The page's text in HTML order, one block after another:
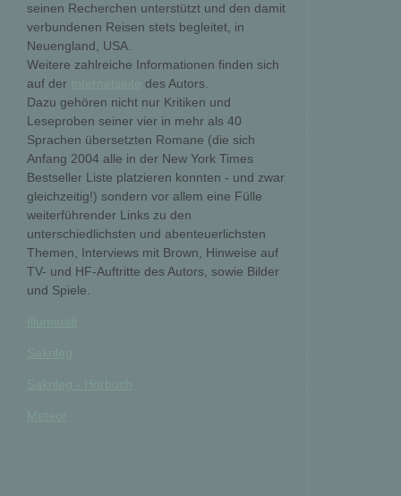
seinen Recherchen unterstützt und den damit
verbundenen Reisen stets begleitet, in
Neuengland, USA.
Weitere zahlreiche Informationen finden sich
auf der
des Autors.
Dazu gehören nicht nur Kritiken und
Leseproben seiner vier in mehr als 40
Sprachen übersetzten Romane (die sich
Anfang 2004 alle in der New York Times
Bestseller Liste platzieren konnten - und zwar
gleichzeitig!) sondern vor allem eine Fülle
weiterführender Links zu den
unterschiedlichsten und abenteuerlichsten
Themen, Interviews mit Brown, Hinweise auf
TV- und HF-Auftritte des Autors, sowie Bilder
und Spiele.